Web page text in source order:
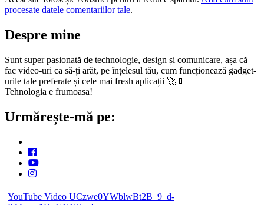
procesate datele comentariilor tale.
Despre mine
Sunt super pasionată de technologie, design și comunicare, așa că
fac video-uri ca să-ți arăt, pe înțelesul tău, cum funcționează gadget-
urile tale preferate și cele mai fresh aplicații 🚀📱
Tehnologia e frumoasa!
Urmărește-mă pe:
YouTube Video UCzwe0YWblwBt2B_9_d-